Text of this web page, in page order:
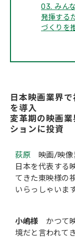
03. みん
発揮する
づくりを
日本映画業界
を導入
変革期の映画
ションに投資
荻原 映画/映像
日本を代表する
てきた東映様の
いらっしゃいま
小嶋様 かつて
境だと言われて